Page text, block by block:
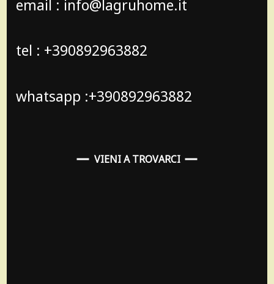
email : info@lagruhome.it
tel : +390892963882
whatsapp :+390892963882
VIENI A TROVARCI